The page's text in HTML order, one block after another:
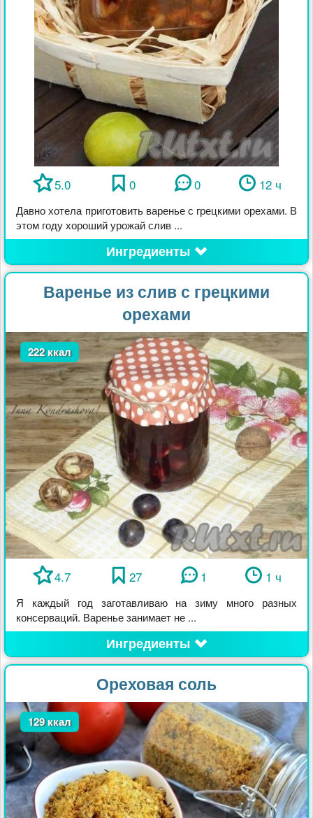
5.0 0 0 12 ч
Давно хотела приготовить варенье с грецкими орехами. В
этом году хороший урожай слив ...
Ингредиенты
Варенье из слив с грецкими
орехами
222 ккал
4.7 27 1 1 ч
Я каждый год заготавливаю на зиму много разных
консерваций. Варенье занимает не ...
Ингредиенты
Ореховая соль
129 ккал